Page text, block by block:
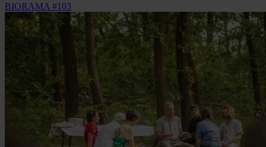
BIORAMA #103